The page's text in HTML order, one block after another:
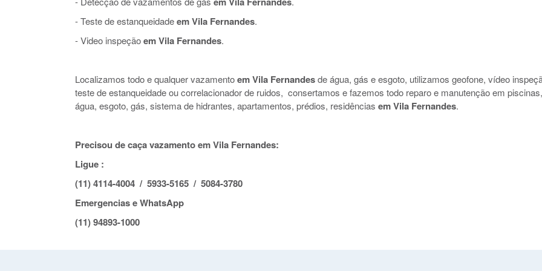
- Teste de estanqueidadeem Vila Fernandes.
- Video inspeçãoem Vila Fernandes.
Localizamos todo e qualquer vazamentoem Vila Fernandesde água, gás e esgoto, utilizamos geofone, vídeo
teste de estanqueidade ou correlacionador de ruidos, consertamos e fazemos todo reparo e manutenção em piscinas,
água, esgoto, gás, sistema de hidrantes, apartamentos, prédios, residências em Vila Fernandes.
Precisou de caça vazamento em Vila Fernandes:
Ligue :
(11) 4114-4004 / 5933-5165 / 5084-3780
Emergencias e WhatsApp
(11) 94893-1000